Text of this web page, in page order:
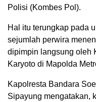
Polisi (Kombes Pol).
Hal itu terungkap pada
sejumlah perwira
dipimpin langsung oleh
Karyoto di Mapolda
Kapolresta Bandara
Sipayung mengatakan,